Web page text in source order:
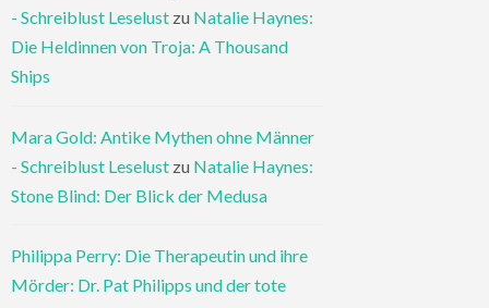
- Schreiblust Leselust zu Natalie Haynes:
Die Heldinnen von Troja: A Thousand
Ships
Mara Gold: Antike Mythen ohne Männer
- Schreiblust Leselust zu Natalie Haynes:
Stone Blind: Der Blick der Medusa
Philippa Perry: Die Therapeutin und ihre
Mörder: Dr. Pat Philipps und der tote